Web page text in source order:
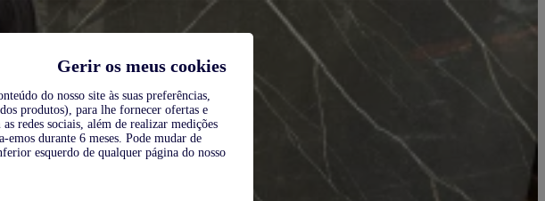
Gerir os meus cookies
do nosso site às suas preferências,
produtos), para lhe fornecer ofertas e
redes sociais, além de realizar medições
emos durante 6 meses. Pode mudar de
esquerdo de qualquer página do nosso